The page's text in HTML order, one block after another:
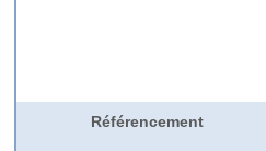
Référencement